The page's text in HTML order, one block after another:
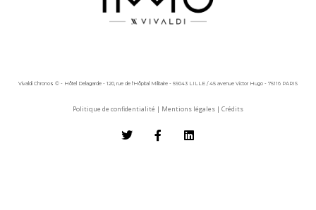
Vivaldi Chronos © - Hôtel Delagarde - 120, rue de l'Hôpital Militaire - 59043 LILLE / 45 avenue Victor Hugo - 75116 PARIS
Politique de confidentialité | Mentions légales | Crédits